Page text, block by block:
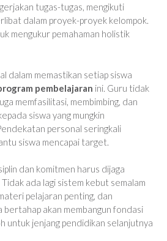
tugas-tugas, mengikuti
dalam proyek-proyek kelompok.
mengukur pemahaman holistik
dalam memastikan setiap siswa
pembelajaran ini. Guru tidak
memfasilitasi, membimbing, dan
siswa yang mungkin
personal seringkali
siswa mencapai target.
dan komitmen harus dijaga
ada lagi sistem kebut semalam
pelajaran penting, dan
bertahap akan membangun fondasi
untuk jenjang pendidikan selanjutnya